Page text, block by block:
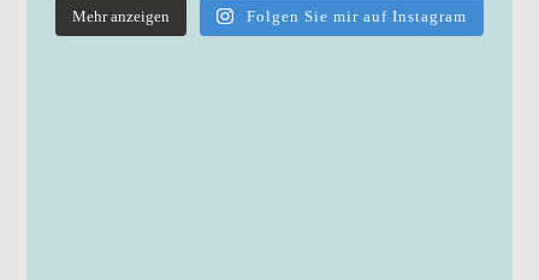
Mehr anzeigen Folgen Sie mir auf Instagram